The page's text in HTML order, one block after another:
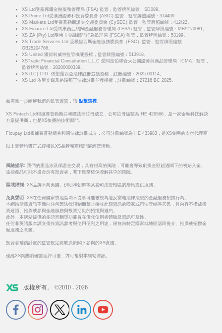
XS Ltd受塞席爾金融服務管理局 (FSA) 監管，監管牌照編號：SD089。
XS Prime Ltd受澳洲證券和投資委員會 (ASIC) 監管，監管牌照編號：374409
XS Markets Ltd受賽普勒斯證券交易委員會 (CySEC) 監管，監管牌照編號：412/22。
XS Finance Ltd受馬來西亞納閩金融服務管理局 (LFSA) 監管，監管牌照編號：MB/21/0081。
XS ZA (Pty) Ltd受南非金融部門行為監理局 (FSCA) 監管，監管牌照編號：53199。
XS Trade Services Ltd 受模里西斯金融服務委員會（FSC）監管，監管牌照編號：
GB25204786。
XS United 獲得科威特監管機關授權，監管牌照編號：513918。
XSTrade Financial Consultation L.L.C 受阿拉伯聯合大公國證券與商品管理局（CMA）監管，
監管牌照編號：20200000339。
XS (LC) LTD. 依聖露西亞法律註冊並獲授權，註冊編號：2025-00114。
XS Ltd 依聖文森及格瑞那丁法律註冊並獲授權，註冊編號：27216 BC 2025。
如需進一步瞭解我們的監管資質，請 點擊這裡。
XS Fintech Ltd根據賽普勒斯共和國法律註冊成立，公司註冊編號為 HE 426566，是一家金融科技解決
方案提供商，也是XS集團的技術部門。
Ficupay Ltd根據賽普勒斯共和國法律註冊成立，公司註冊編號為 HE 433983，是XS集團的支付代理商
以上實體均獲正式授權以XS品牌和商標開展經營活動。
風險提示: 我們的產品涉及保證金交易，具有很高的風險，可能會導致虧損金額超過閣下的初始入金。
這些產品可能不適合所有投資者，閣下應當確保瞭解其中的風險。
區域限制: XS品牌不向美國、伊朗和朝鮮等某些司法管轄區的居民提供服務。
免責聲明: XS在任何國家或地區均不從事可能被視為違反當地法律法規的金融服務招攬行為。
本網站所載資訊不面向任何因法律限制而禁止接收此類資訊的國家或司法管轄區居民，其內容不構成投
資建議、推薦或參與金融服務與投資活動的招攬與邀約。
此外，本網站提供的多語言翻譯功能旨在優化使用者體驗及資訊可及性。
任何非英語版本譯文僅作資訊參考與使用便利之用途，絕無向特定國家或地區居民推介、推廣或招攬金
融服務之意圖。
投資者補償計畫的監管規定將取決於閣下參與的XS實體。
僅經XS集團明確書面許可後，方可複製本網站資訊。
版權所有。 ©2010 - 2026